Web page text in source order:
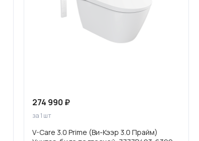
274 990 ₽
за 1 шт
V-Care 3.0 Prime (Ви-Кээр 3.0 Прайм)